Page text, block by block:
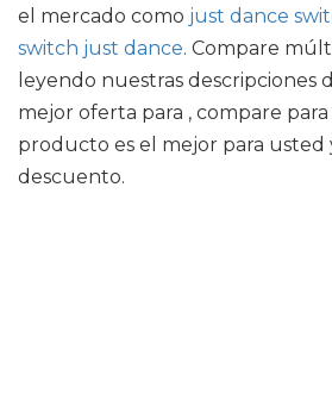
el mercado como just dance
switch just dance. Compare
leyendo nuestras descripciones
mejor oferta para , compare
producto es el mejor para usted
descuento.